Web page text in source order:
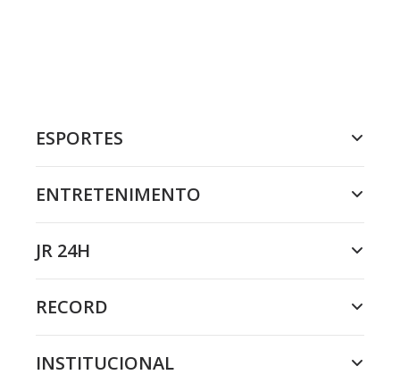
ESPORTES
ENTRETENIMENTO
JR 24H
RECORD
INSTITUCIONAL